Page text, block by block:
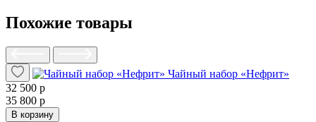
Похожие товары
Чайный набор «Нефрит»
32 500 р
35 800 р
В корзину